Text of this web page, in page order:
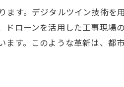
可能な建設
くための土木戦略
の最前線
す。デジタルツイン技術を
ローンを活用した工事現場
す。このような革新は、都